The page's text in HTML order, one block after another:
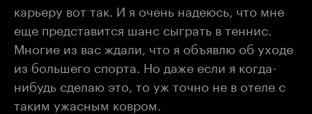
карьеру вот так. И я очень надеюсь, что мне
еще представится шанс сыграть в теннис.
Многие из вас ждали, что я объявлю об уходе
из большего спорта. Но даже если я когда-
нибудь сделаю это, то уж точно не в отеле с
таким ужасным ковром.